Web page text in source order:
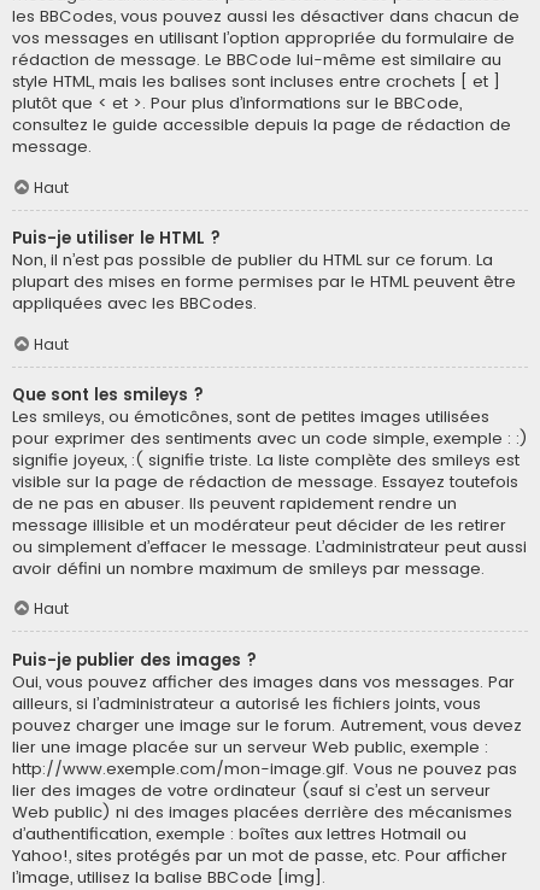
les BBCodes, vous pouvez aussi les désactiver dans chacun de
vos messages en utilisant l’option appropriée du formulaire de
rédaction de message. Le BBCode lui-même est similaire au
style HTML, mais les balises sont incluses entre crochets [ et ]
plutôt que < et >. Pour plus d’informations sur le BBCode,
consultez le guide accessible depuis la page de rédaction de
message.
Haut
Puis-je utiliser le HTML ?
Non, il n’est pas possible de publier du HTML sur ce forum. La
plupart des mises en forme permises par le HTML peuvent être
appliquées avec les BBCodes.
Haut
Que sont les smileys ?
Les smileys, ou émoticônes, sont de petites images utilisées
pour exprimer des sentiments avec un code simple, exemple : :)
signifie joyeux, :( signifie triste. La liste complète des smileys est
visible sur la page de rédaction de message. Essayez toutefois
de ne pas en abuser. Ils peuvent rapidement rendre un
message illisible et un modérateur peut décider de les retirer
ou simplement d’effacer le message. L’administrateur peut aussi
avoir défini un nombre maximum de smileys par message.
Haut
Puis-je publier des images ?
Oui, vous pouvez afficher des images dans vos messages. Par
ailleurs, si l’administrateur a autorisé les fichiers joints, vous
pouvez charger une image sur le forum. Autrement, vous devez
lier une image placée sur un serveur Web public, exemple :
http://www.exemple.com/mon-image.gif. Vous ne pouvez pas
lier des images de votre ordinateur (sauf si c’est un serveur
Web public) ni des images placées derrière des mécanismes
d’authentification, exemple : boîtes aux lettres Hotmail ou
Yahoo!, sites protégés par un mot de passe, etc. Pour afficher
l’image, utilisez la balise BBCode [img].